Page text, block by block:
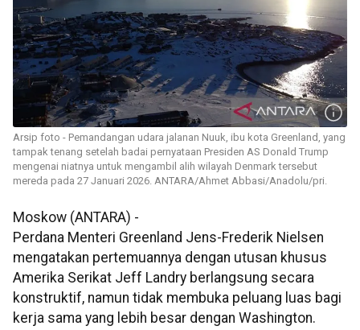
Arsip foto - Pemandangan udara jalanan Nuuk, ibu kota Greenland, yang
tampak tenang setelah badai pernyataan Presiden AS Donald Trump
mengenai niatnya untuk mengambil alih wilayah Denmark tersebut
mereda pada 27 Januari 2026. ANTARA/Ahmet Abbasi/Anadolu/pri.
Moskow (ANTARA) -
Perdana Menteri Greenland Jens-Frederik Nielsen
mengatakan pertemuannya dengan utusan khusus
Amerika Serikat Jeff Landry berlangsung secara
konstruktif, namun tidak membuka peluang luas bagi
kerja sama yang lebih besar dengan Washington.